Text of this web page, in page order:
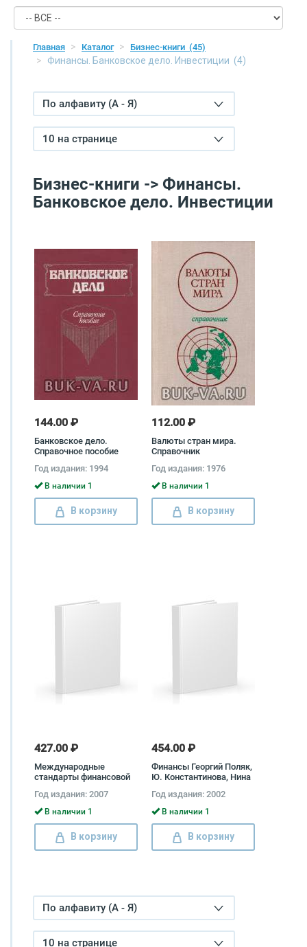
Главная Каталог Бизнес-книги (45)
Финансы. Банковское дело. Инвестиции (4)
По алфавиту (А - Я)
10 на странице
Бизнес-книги -> Финансы.
Банковское дело. Инвестиции
144.00 ₽
Банковское дело.
Справочное пособие
Трохова
Год издания: 1994
В наличии 1
В корзину
112.00 ₽
Валюты стран мира.
Справочник
Год издания: 1976
В наличии 1
В корзину
427.00 ₽
Международные
стандарты финансовой
Год издания: 2007
В наличии 1
В корзину
454.00 ₽
Финансы Георгий Поляк,
Ю. Константинова, Нина
Окунева, Людмила
Андросова, Владимир
Карчевский, Н. Верба, Е.
Погорелая, Татьяна
Башкатова, Людмила
Дробозина
Год издания: 2002
В наличии 1
В корзину
По алфавиту (А - Я)
10 на странице